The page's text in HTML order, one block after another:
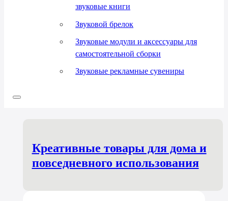
звуковые книги
Звуковой брелок
Звуковые модули и аксессуары для
самостоятельной сборки
Звуковые рекламные сувениры
Креативные товары для дома и
повседневного использования